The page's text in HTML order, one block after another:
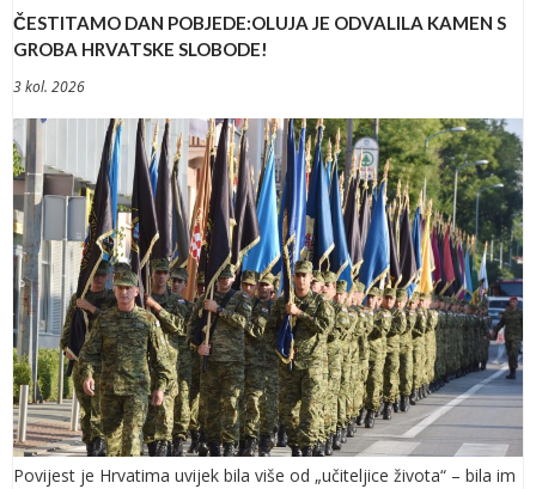
ČESTITAMO DAN POBJEDE:OLUJA JE ODVALILA KAMEN S
GROBA HRVATSKE SLOBODE!
3 kol. 2026
Povijest je Hrvatima uvijek bila više od „učiteljice života“ – bila im